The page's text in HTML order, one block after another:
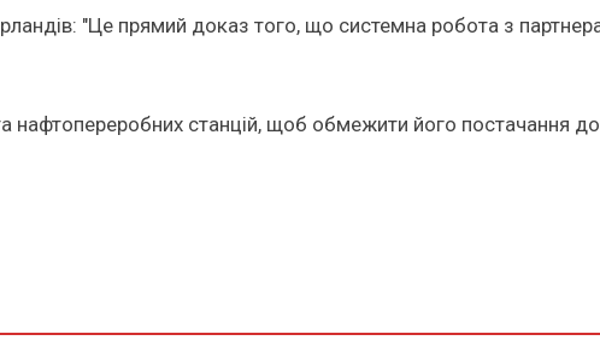
"Це прямий доказ того, що системна робота з
станцій, щоб обмежити його постачання до